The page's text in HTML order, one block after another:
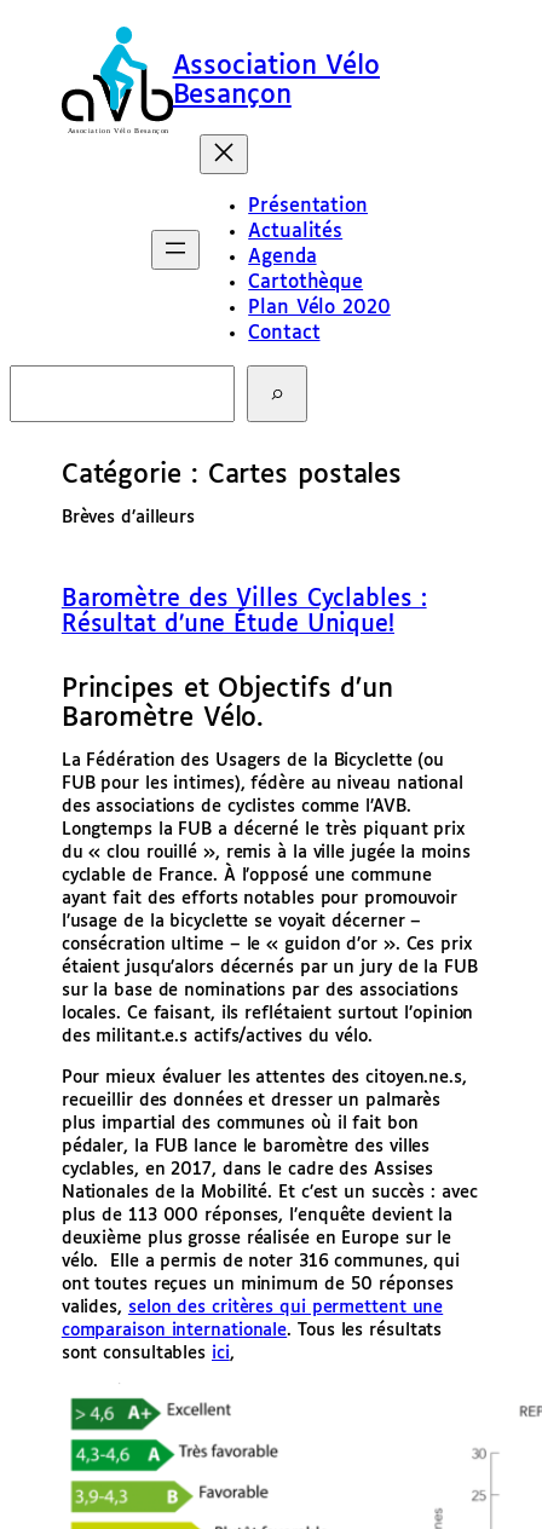
Association Vélo
Besançon
Présentation
Actualités
Agenda
Cartothèque
Plan Vélo 2020
Contact
c
Catégorie : Cartes postales
Brèves d’ailleurs
Baromètre des Villes Cyclables :
Résultat d’une Étude Unique!
Principes et Objectifs d’un
Baromètre Vélo.
La Fédération des Usagers de la Bicyclette (ou
FUB pour les intimes), fédère au niveau national
des associations de cyclistes comme l’AVB.
Longtemps la FUB a décerné le très piquant prix
du « clou rouillé », remis à la ville jugée la moins
cyclable de France. À l’opposé une commune
ayant fait des efforts notables pour promouvoir
l’usage de la bicyclette se voyait décerner –
consécration ultime – le « guidon d’or ». Ces prix
étaient jusqu’alors décernés par un jury de la FUB
sur la base de nominations par des associations
locales. Ce faisant, ils reflétaient surtout l’opinion
des militant.e.s actifs/actives du vélo.
Pour mieux évaluer les attentes des citoyen.ne.s,
recueillir des données et dresser un palmarès
plus impartial des communes où il fait bon
pédaler, la FUB lance le baromètre des villes
cyclables, en 2017, dans le cadre des Assises
Nationales de la Mobilité. Et c’est un succès : avec
plus de 113 000 réponses, l’enquête devient la
deuxième plus grosse réalisée en Europe sur le
vélo. Elle a permis de noter 316 communes, qui
ont toutes reçues un minimum de 50 réponses
valides, selon des critères qui permettent une
comparaison internationale. Tous les résultats
sont consultables ici,